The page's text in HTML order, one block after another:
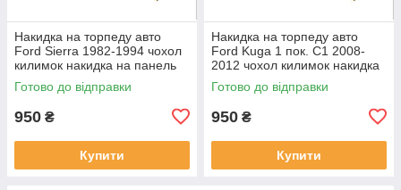
Накидка на торпеду авто
Ford Sierra 1982-1994 чохол
килимок накидка на панель
приладів автомобіля Форд
Сиера
Готово до відправки
950 ₴
Купити
Накидка на торпеду авто
Ford Kuga 1 пок. С1 2008-
2012 чохол килимок накидка
на панель приладів Форд
Куга
Готово до відправки
950 ₴
Купити